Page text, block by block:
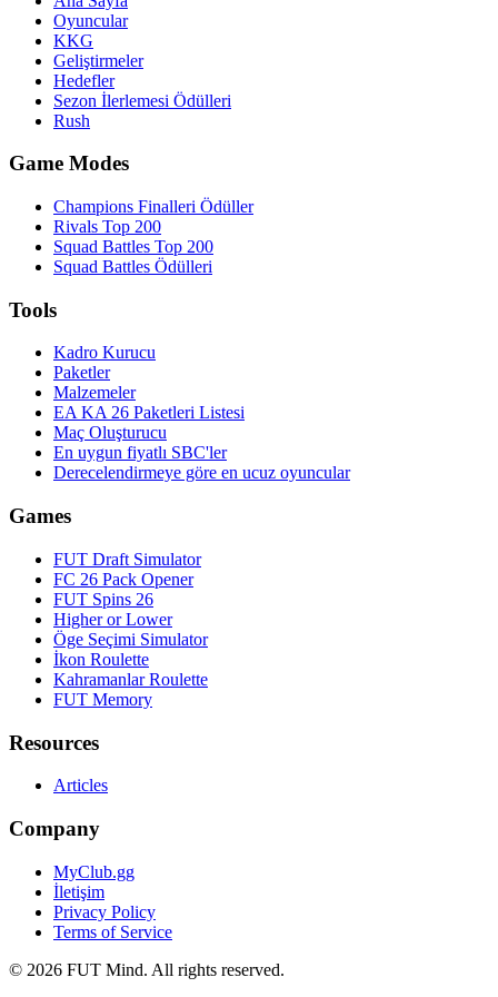
Oyuncular
KKG
Geliştirmeler
Hedefler
Sezon İlerlemesi Ödülleri
Rush
Game Modes
Champions Finalleri Ödüller
Rivals Top 200
Squad Battles Top 200
Squad Battles Ödülleri
Tools
Kadro Kurucu
Paketler
Malzemeler
EA KA 26 Paketleri Listesi
Maç Oluşturucu
En uygun fiyatlı SBC'ler
Derecelendirmeye göre en ucuz oyuncular
Games
FUT Draft Simulator
FC 26 Pack Opener
FUT Spins 26
Higher or Lower
Öge Seçimi Simulator
İkon Roulette
Kahramanlar Roulette
FUT Memory
Resources
Articles
Company
MyClub.gg
İletişim
Privacy Policy
Terms of Service
© 2026 FUT Mind. All rights reserved.